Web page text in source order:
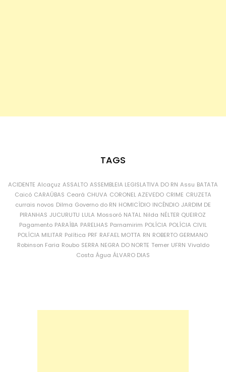
TAGS
ACIDENTE Alcaçuz ASSALTO ASSEMBLEIA LEGISLATIVA DO RN Assu BATATA
Caicó CARAÚBAS Ceará CHUVA CORONEL AZEVEDO CRIME CRUZETA
currais novos Dilma Governo do RN HOMICÍDIO INCÊNDIO JARDIM DE
PIRANHAS JUCURUTU LULA Mossoró NATAL Nilda NÉLTER QUEIROZ
Pagamento PARAÍBA PARELHAS Parnamirim POLÍCIA POLÍCIA CIVIL
POLÍCIA MILITAR Política PRF RAFAEL MOTTA RN ROBERTO GERMANO
Robinson Faria Roubo SERRA NEGRA DO NORTE Temer UFRN Vivaldo
Costa Água ÁLVARO DIAS